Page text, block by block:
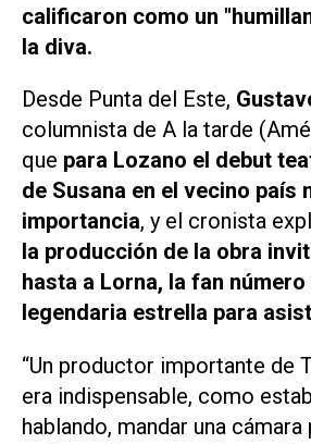
calificaron como un
la diva.
Desde Punta del Este,
columnista de A la tarde
que para Lozano el debut
de Susana en el vecino país
importancia, y el cronista
la producción de la obra
hasta a Lorna, la fan número
legendaria estrella para
“Un productor importante de
era indispensable, como
hablando, mandar una